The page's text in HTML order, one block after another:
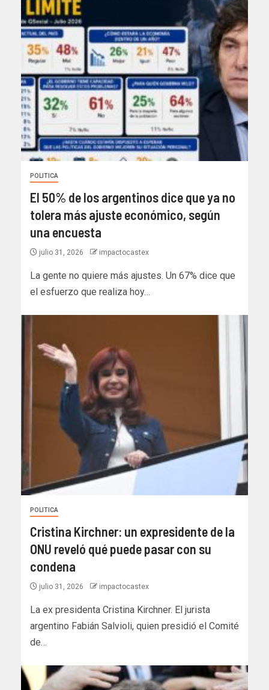
POLITICA
El 50% de los argentinos dice que ya no
tolera más ajuste económico, según
una encuesta
julio 31, 2026 impactocastex
La gente no quiere más ajustes. Un 67% dice que
el esfuerzo que realiza hoy…
POLITICA
Cristina Kirchner: un expresidente de la
ONU reveló qué puede pasar con su
condena
julio 31, 2026 impactocastex
La ex presidenta Cristina Kirchner. El jurista
argentino Fabián Salvioli, quien presidió el Comité
de…